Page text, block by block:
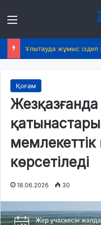
Ұлытауда жұмыс іздеп
Қоғам
көрсетіледі
18.06.2026 30